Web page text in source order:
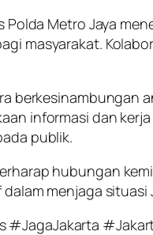
Polda Metro Jaya
masyarakat.
berkesinambungan
informasi dan
publik.
hubungan
menjaga
#JagaJakarta